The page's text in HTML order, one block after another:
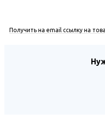
Получить на email ссылку на